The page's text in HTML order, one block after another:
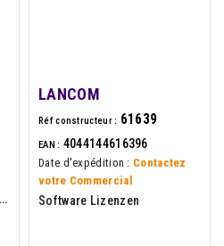
LANCOM
Réf constructeur : 61639
EAN : 4044144616396
Date d'expédition : Contactez
votre Commercial
Software Lizenzen